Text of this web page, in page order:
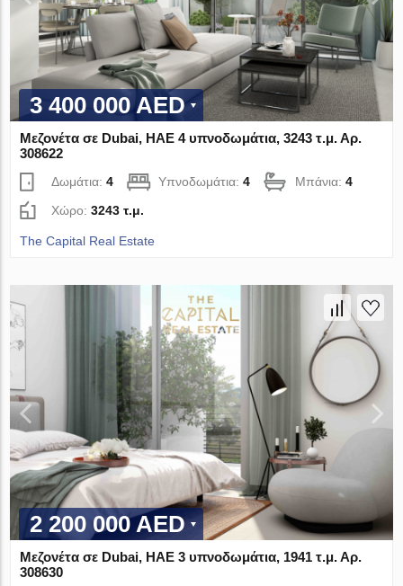
3 400 000 AED
Μεζονέτα σε Dubai, ΗΑΕ 4 υπνοδωμάτια, 3243 τ.μ. Αρ.
308622
Δωμάτια:4 Υπνοδωμάτια:4 Μπάνια:4
Χώρο:3243 τ.μ.
The Capital Real Estate
2 200 000 AED
Μεζονέτα σε Dubai, ΗΑΕ 3 υπνοδωμάτια, 1941 τ.μ. Αρ.
308630